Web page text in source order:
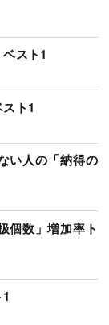
スト1
ト1
い人の「納得の
個数」増加率ト